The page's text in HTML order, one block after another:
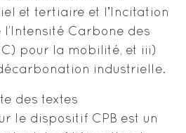
et tertiaire et lʼIncitation
l’Intensité Carbone des
pour la mobilité, et iii)
industrielle.
des textes
le dispositif CPB est un